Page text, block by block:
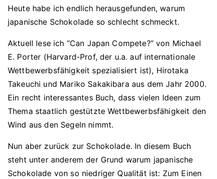
Heute habe ich endlich herausgefunden, warum
japanische Schokolade so schlecht schmeckt.
Aktuell lese ich “Can Japan Compete?” von Michael
E. Porter (Harvard-Prof, der u.a. auf internationale
Wettbewerbsfähigkeit spezialisiert ist), Hirotaka
Takeuchi und Mariko Sakakibara aus dem Jahr 2000.
Ein recht interessantes Buch, dass vielen Ideen zum
Thema staatlich gestützte Wettbewerbsfähigkeit den
Wind aus den Segeln nimmt.
Nun aber zurück zur Schokolade. In diesem Buch
steht unter anderem der Grund warum japanische
Schokolade von so niedriger Qualität ist: Zum Einen